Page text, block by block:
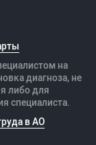
на
диагноза, не
либо для
специалиста.
в АО